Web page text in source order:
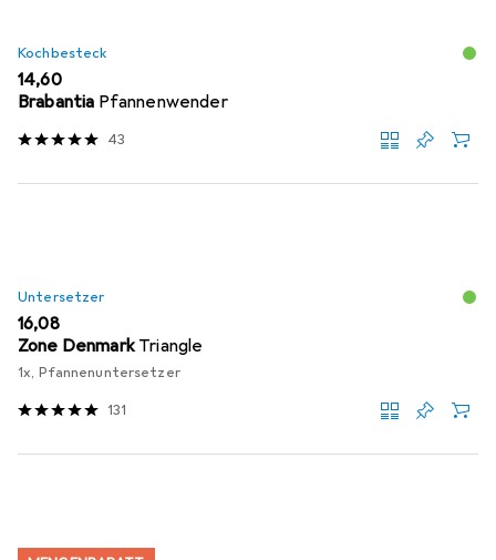
Kochbesteck
EUR
14,60
Brabantia Pfannenwender
43
Untersetzer
EUR
16,08
Zone Denmark Triangle
1x, Pfannenuntersetzer
131